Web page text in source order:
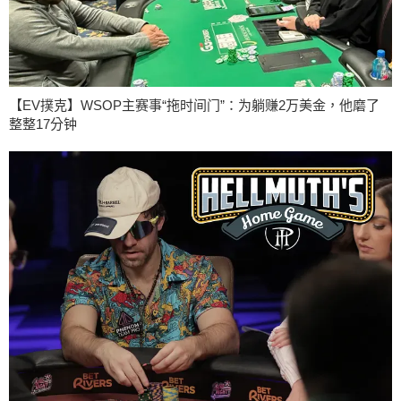
【EV撲克】WSOP主赛事“拖时间门”：为躺赚2万美金，他磨了
整整17分钟